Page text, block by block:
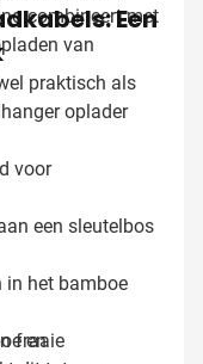
combineert met
van
Een
praktisch als
oplader
voor
een sleutelbos
in het bamboe
fraaie
en